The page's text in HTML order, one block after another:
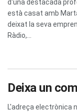
d'una destacada
està casat amb
deixat la seva
Ràdio,...
Deixa un
L'adreça electrònica